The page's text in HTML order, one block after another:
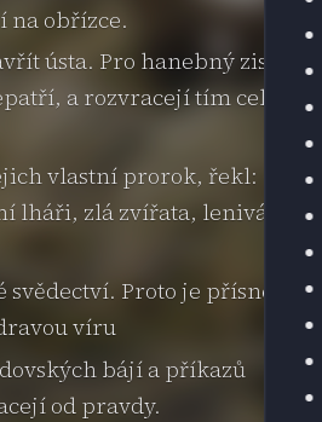
obřízce.
ústa. Pro hanebný zisk
a rozvracejí tím celé
vlastní prorok, řekl:
lháři, zlá zvířata, lenivá
Proto je přísně
víru
bájí a příkazů
od pravdy.